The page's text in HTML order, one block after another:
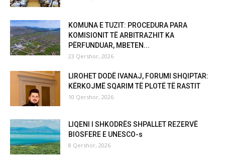
KOMUNA E TUZIT: PROCEDURA PARA
KOMISIONIT TË ARBITRAZHIT KA
PËRFUNDUAR, MBETEN...
23 Qershor, 2026
LIROHET DODË IVANAJ, FORUMI SHQIPTAR:
KËRKOJMË SQARIM TË PLOTË TË RASTIT
10 Qershor, 2026
LIQENI I SHKODRËS SHPALLET REZERVË
BIOSFERE E UNESCO-s
8 Qershor, 2026